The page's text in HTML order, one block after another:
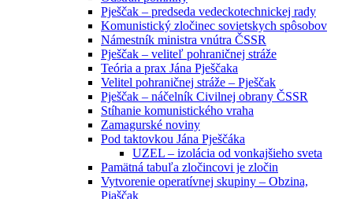
Pješčak – predseda vedeckotechnickej rady
Komunistický zločinec sovietskych spôsobov
Námestník ministra vnútra ČSSR
Pješčak – veliteľ pohraničnej stráže
Teória a prax Jána Pješčaka
Velitel pohraničnej stráže – Pješčak
Pješčak – náčelník Civilnej obrany ČSSR
Stíhanie komunistického vraha
Zamagurské noviny
Pod taktovkou Jána Pješčáka
UZEL – izolácia od vonkajšieho sveta
Pamätná tabuľa zločincovi je zločin
Vytvorenie operatívnej skupiny – Obzina,
Pjaščak